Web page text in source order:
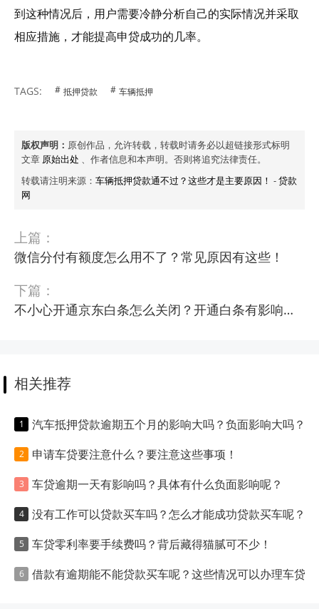
到这种情况后，用户需要冷静分析自己的实际情况并采取
相应措施，才能提高申贷成功的几率。
TAGS: 抵押贷款 车辆抵押
版权声明： 原创作品，允许转载，转载时请务必以超链接形式标明
文章 原始出处 、作者信息和本声明。否则将追究法律责任。
转载请注明来源： 车辆抵押贷款通不过？这些才是主要原因！ -贷款
网
上篇：
微信分付有额度怎么用不了？常见原因有这些！
下篇：
不小心开通京东白条怎么关闭？开通白条有影响吗？
相关推荐
汽车抵押贷款逾期五个月的影响大吗？负面影响大吗？
申请车贷要注意什么？要注意这些事项！
车贷逾期一天有影响吗？具体有什么负面影响呢？
没有工作可以贷款买车吗？怎么才能成功贷款买车呢？
车贷零利率要手续费吗？背后藏得猫腻可不少！
借款有逾期能不能贷款买车呢？这些情况可以办理车贷！